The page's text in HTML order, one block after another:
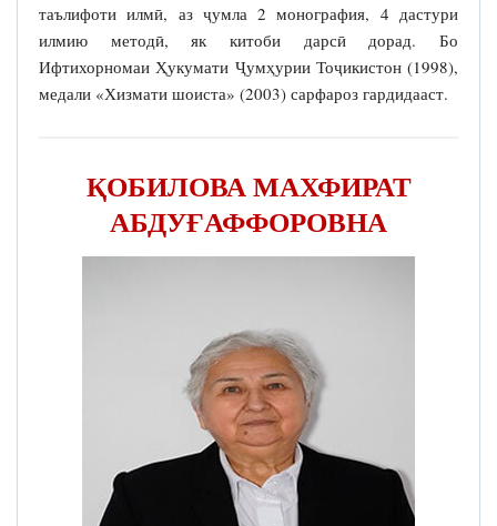
таълифоти илмӣ, аз ҷумла 2 монография, 4 дастури
илмию методӣ, як китоби дарсӣ дорад. Бо
Ифтихорномаи Ҳукумати Ҷумҳурии Тоҷикистон (1998),
медали «Хизмати шоиста» (2003) сарфароз гардидааст.
ҚОБИЛОВА МАХФИРАТ
АБДУҒАФФОРОВНА